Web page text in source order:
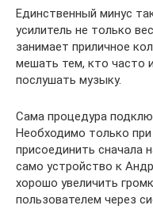
Единственный минус
усилитель не только
занимает приличное
мешать тем, кто часто
послушать музыку.
Сама процедура
Необходимо только
присоединить сначала
само устройство к
хорошо увеличить
пользователем через